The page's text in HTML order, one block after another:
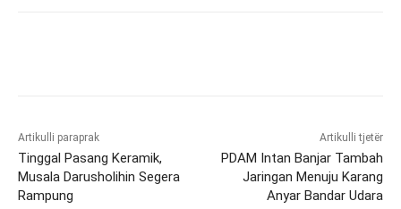
Artikulli paraprak
Tinggal Pasang Keramik,
Musala Darusholihin Segera
Rampung
Artikulli tjetër
PDAM Intan Banjar Tambah
Jaringan Menuju Karang
Anyar Bandar Udara